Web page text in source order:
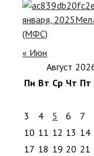
января, 2025
(МФС)
« Июн
Август
Пн Вт Ср Чт Пт
3
4 5 6 7
10 11 12 13 14
17 18 19 20 21